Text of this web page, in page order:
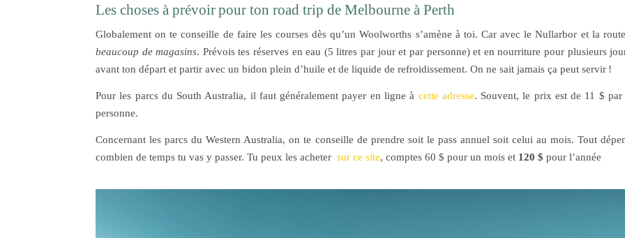
Les choses à prévoir pour ton road trip de Melbourne à Perth
Globalement on te conseille de faire les courses dès qu’un Woolworths s’amène à toi. Car avec le Nullarbor et la
beaucoup de magasins. Prévois tes réserves en eau (5 litres par jour et par personne) et en nourriture pour plusieurs
avant ton départ et partir avec un bidon plein d’huile et de liquide de refroidissement. On ne sait jamais ça peut servir !
Pour les parcs du South Australia, il faut généralement payer en ligne à cette adresse. Souvent, le prix est de 11 $
personne.
Concernant les parcs du Western Australia, on te conseille de prendre soit le pass annuel soit celui au mois. Tout
combien de temps tu vas y passer. Tu peux les acheter sur ce site, comptes 60 $ pour un mois et 120 $ pour l’année